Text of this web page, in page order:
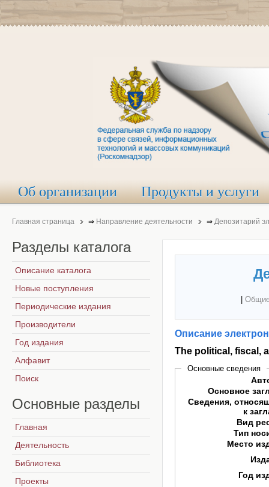
Об организации Продукты и услуги
Главная страница ⇒ Направление деятельности ⇒ Депозитарий
Описание
The political, fiscal,
Основные сведения
Основное
Сведения,
к
Вид
Тип
Место
Год
Разделы каталога
Описание каталога
Новые поступления
Периодические издания
Производители
Год издания
Алфавит
Поиск
Основные разделы
Главная
Деятельность
Библиотека
Проекты